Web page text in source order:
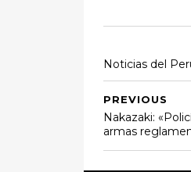
Noticias del
PREVIOUS
Nakazaki:
armas